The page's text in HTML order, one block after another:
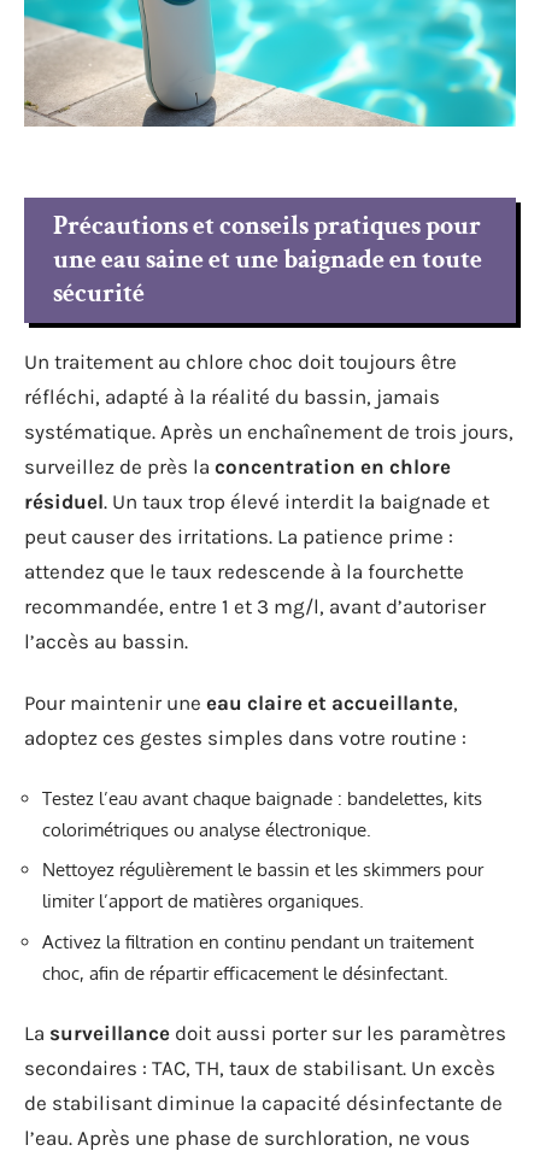
Précautions et conseils pratiques pour
une eau saine et une baignade en toute
sécurité
Un traitement au chlore choc doit toujours être
réfléchi, adapté à la réalité du bassin, jamais
systématique. Après un enchaînement de trois jours,
surveillez de près la concentration en chlore
résiduel. Un taux trop élevé interdit la baignade et
peut causer des irritations. La patience prime :
attendez que le taux redescende à la fourchette
recommandée, entre 1 et 3 mg/l, avant d’autoriser
l’accès au bassin.
Pour maintenir une eau claire et accueillante,
adoptez ces gestes simples dans votre routine :
Testez l’eau avant chaque baignade : bandelettes, kits
colorimétriques ou analyse électronique.
Nettoyez régulièrement le bassin et les skimmers pour
limiter l’apport de matières organiques.
Activez la filtration en continu pendant un traitement
choc, afin de répartir efficacement le désinfectant.
La surveillance doit aussi porter sur les paramètres
secondaires : TAC, TH, taux de stabilisant. Un excès
de stabilisant diminue la capacité désinfectante de
l’eau. Après une phase de surchloration, ne vous